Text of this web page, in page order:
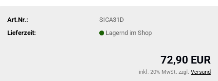
Art.Nr.:
SICA31D
Lieferzeit:
Lagernd im Shop
72,90 EUR
inkl. 20% MwSt. zzgl. Versand